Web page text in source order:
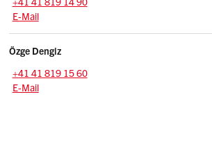
E-Mail: aline.sidler
E-Mail
Özge Dengiz
Zentrale:
+41 41 819 15 60
E-Mail: oezge.dengiz
E-Mail